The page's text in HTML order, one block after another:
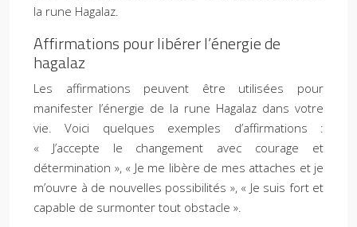
la rune Hagalaz.
Affirmations pour libérer l’énergie de
hagalaz
Les affirmations peuvent être utilisées pour
manifester l’énergie de la rune Hagalaz dans votre
vie. Voici quelques exemples d’affirmations :
« J’accepte le changement avec courage et
détermination », « Je me libère de mes attaches et je
m’ouvre à de nouvelles possibilités », « Je suis fort et
capable de surmonter tout obstacle ».